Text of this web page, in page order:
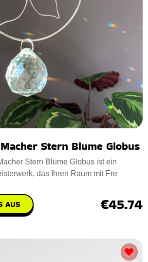
Stern Blume Globus
Stern Blume Globus ist ein
das Ihren Raum mit Fre
AUS €45.74